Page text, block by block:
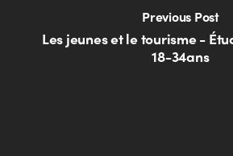
Previous Post
Les jeunes et le tourisme -
18-34ans